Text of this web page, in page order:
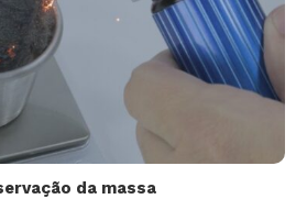
da massa